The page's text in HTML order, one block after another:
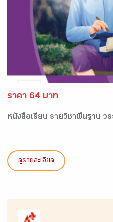
ราคา 64 บาท
หนังสือเรียน รายวิชาพื้นฐาน ว
ดูรายละเอียด